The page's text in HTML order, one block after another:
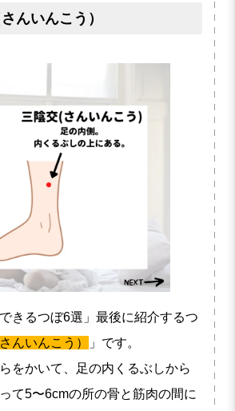
んいんこう）
きるつぼ6選」最後に紹介するつ
んいんこう）
」です。
をかいて、足の内くるぶしから
て5〜6cmの所の骨と筋肉の間に